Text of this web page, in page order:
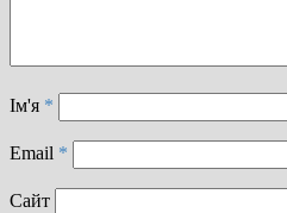
Ім'я *
Email *
Сайт